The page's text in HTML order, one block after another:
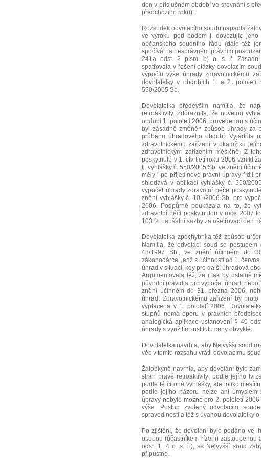
den v příslušném období ve srovnání s
předchozího roku)“.
Rozsudek odvolacího soudu napadla
ve výroku pod bodem I, dovozujíc
občanského soudního řádu (dále též
spočívá na nesprávném právním
241a odst. 2 písm. b) o. s. ř. Zásadní
spatřovala v řešení otázky dovolacím
výpočtu výše úhrady zdravotnickému
dovolatelky v obdobích 1. a 2. pololetí
550/2005 Sb.
Dovolatelka především namítla, že
retroaktivity. Zdůraznila, že novelou
období 1. pololetí 2006, provedenou s
byl zásadně změněn způsob úhrady za
průběhu úhradového období. Vyjádřila
zdravotnickému zařízení v okamžiku
zdravotnickým zařízením měsíčně. Z
poskytnuté v 1. čtvrtletí roku 2006 vznikl
tj. vyhlášky č. 550/2005 Sb. ve znění
měly i po přijetí nové právní úpravy řídit
shledává v aplikaci vyhlášky č. 550/
výpočet úhrady zdravotní péče
znění vyhlášky č. 101/2006 Sb. pro
2006. Podpůrně poukázala na to, že
zdravotní péči poskytnutou v roce 2007
103 % paušální sazby za ošetřovací den
Dovolatelka zpochybnila též způsob
Namítla, že odvolací soud se
48/1997 Sb., ve znění účinném do
zákonodárce, jenž s účinností od 1.
úhrad v situaci, kdy pro další úhradová
Argumentovala též, že i tak by ostatně
původní pravidla pro výpočet úhrad,
znění účinném do 31. března 2006,
úhrad. Zdravotnickému zařízení by
vyplacena v 1. pololetí 2006.
stupňů nemá oporu v právních
analogická aplikace ustanovení § 40
úhrady s využitím institutu ceny obvyklé.
Dovolatelka navrhla, aby Nejvyšší soud
věc v tomto rozsahu vrátil odvolacímu
Žalobkyně navrhla, aby dovolání bylo
stran pravé retroaktivity; podle jejího
podle té či oné vyhlášky, ale toliko
podle jejího názoru nelze ani úmyslem
úpravy nebylo možné pro 2. pololetí
výše. Postup zvolený odvolacím
spravedlnosti a též s úvahou dovolatelky
Po zjištění, že dovolání bylo podáno ve
osobou (účastníkem řízení)
odst. 1, 4 o. s. ř.), se Nejvyšší soud
přípustné.